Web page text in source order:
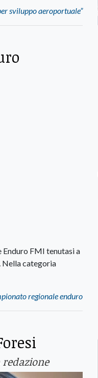
sviluppo aeroportuale”
Enduro FMI tenutasi a
Nella categoria
regionale enduro